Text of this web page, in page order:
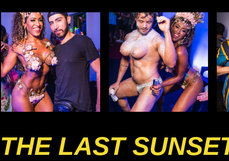
THE LAST